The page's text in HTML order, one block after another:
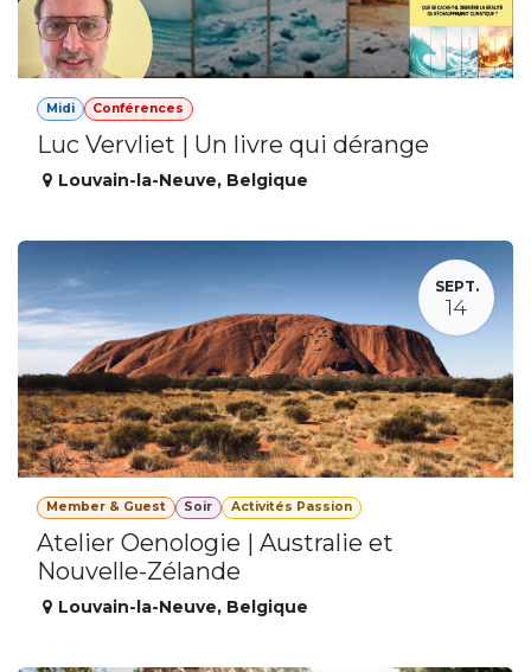
Midi Conférences
Luc Vervliet | Un livre qui dérange
Louvain-la-Neuve, Belgique
SEPT.
14
Member & Guest Soir Activités Passion
Atelier Oenologie | Australie et
Nouvelle-Zélande
Louvain-la-Neuve, Belgique